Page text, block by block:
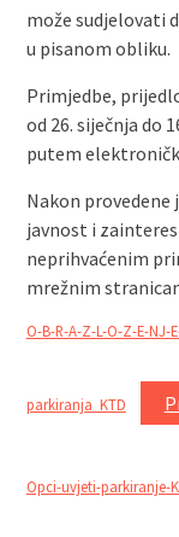
može sudjelovati
u pisanom obliku.
Primjedbe,
od 26. siječnja do
putem
Nakon provedene
javnost i
neprihvaćenim
mrežnim
O-B-R-A-Z-L-O-Z-E-
parkiranja_KTD
Opci-uvjeti-parkiranje-